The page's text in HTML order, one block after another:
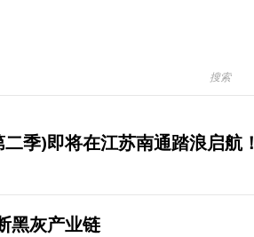
季)即将在江苏南通踏浪启航！
黑灰产业链